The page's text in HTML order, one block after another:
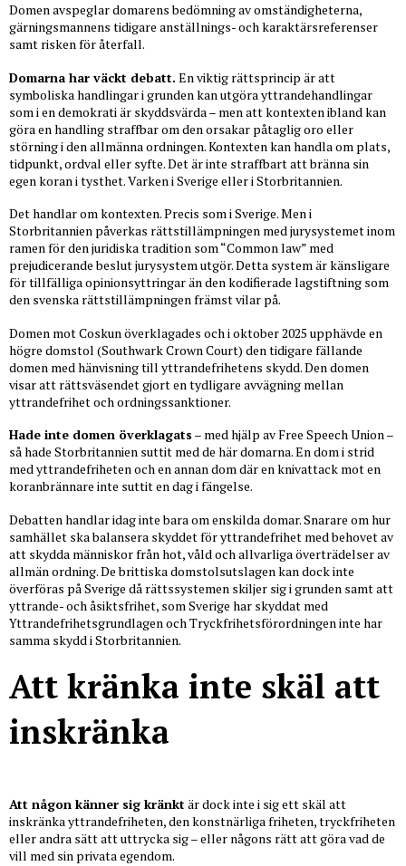
Domen avspeglar domarens bedömning av omständigheterna,
gärningsmannens tidigare anställnings- och karaktärsreferenser
samt risken för återfall.
Domarna har väckt debatt. En viktig rättsprincip är att
symboliska handlingar i grunden kan utgöra yttrandehandlingar
som i en demokrati är skyddsvärda – men att kontexten ibland kan
göra en handling straffbar om den orsakar påtaglig oro eller
störning i den allmänna ordningen. Kontexten kan handla om plats,
tidpunkt, ordval eller syfte. Det är inte straffbart att bränna sin
egen koran i tysthet. Varken i Sverige eller i Storbritannien.
Det handlar om kontexten. Precis som i Sverige. Men i
Storbritannien påverkas rättstillämpningen med jurysystemet inom
ramen för den juridiska tradition som “Common law” med
prejudicerande beslut jurysystem utgör. Detta system är känsligare
för tillfälliga opinionsyttringar än den kodifierade lagstiftning som
den svenska rättstillämpningen främst vilar på.
Domen mot Coskun överklagades och i oktober 2025 upphävde en
högre domstol (Southwark Crown Court) den tidigare fällande
domen med hänvisning till yttrandefrihetens skydd. Den domen
visar att rättsväsendet gjort en tydligare avvägning mellan
yttrandefrihet och ordningssanktioner.
Hade inte domen överklagats – med hjälp av Free Speech Union –
så hade Storbritannien suttit med de här domarna. En dom i strid
med yttrandefriheten och en annan dom där en knivattack mot en
koranbrännare inte suttit en dag i fängelse.
Debatten handlar idag inte bara om enskilda domar. Snarare om hur
samhället ska balansera skyddet för yttrandefrihet med behovet av
att skydda människor från hot, våld och allvarliga överträdelser av
allmän ordning. De brittiska domstolsutslagen kan dock inte
överföras på Sverige då rättssystemen skiljer sig i grunden samt att
yttrande- och åsiktsfrihet, som Sverige har skyddat med
Yttrandefrihetsgrundlagen och Tryckfrihetsförordningen inte har
samma skydd i Storbritannien.
Att kränka inte skäl att
inskränka
Att någon känner sig kränktär dock inte i sig ett skäl att
inskränka yttrandefriheten, den konstnärliga friheten, tryckfriheten
eller andra sätt att uttrycka sig – eller någons rätt att göra vad de
vill med sin privata egendom.